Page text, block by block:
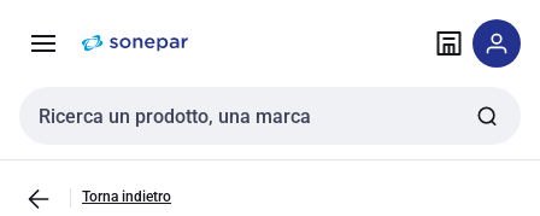
navigazione alla
Cerca input
Torna indietro